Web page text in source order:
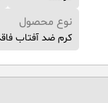
نوع محصول
کرم ضد آفتاب